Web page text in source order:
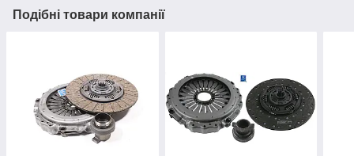
Подібні товари компанії